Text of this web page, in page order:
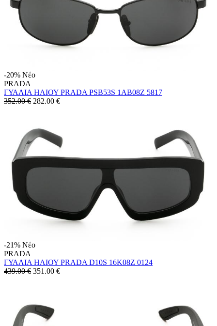
-20% Νέο
PRADA
ΓΥΑΛΙΑ ΗΛΙΟΥ PRADA PSB53S 1AB08Z 5817
352.00 € 282.00 €
-21% Νέο
PRADA
ΓΥΑΛΙΑ ΗΛΙΟΥ PRADA D10S 16K08Z 0124
439.00 € 351.00 €